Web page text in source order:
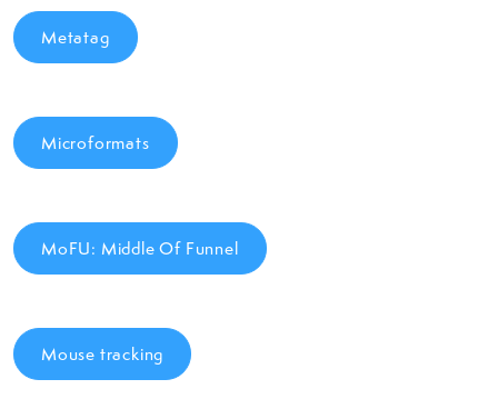
Metatag
Microformats
MoFU: Middle Of Funnel
Mouse tracking